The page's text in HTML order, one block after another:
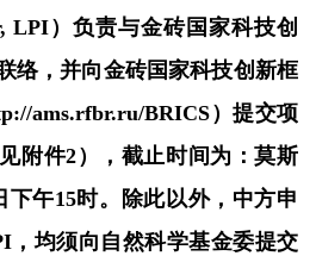
LPI）负责与金砖国家科技创
络，并向金砖国家科技创新框
ams.rfbr.ru/BRICS）提交项
附件2），截止时间为：莫斯
下午15时。除此以外，中方申
，均须向自然科学基金委提交